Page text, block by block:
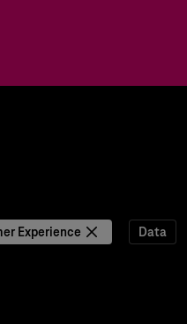
Experience Data